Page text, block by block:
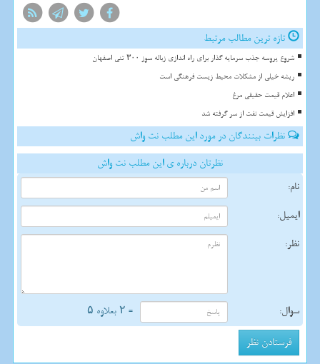
تازه ترین مطالب مرتبط
شروع پروسه جذب سرمایه گذار برای راه اندازی زباله سوز ۳۰۰ تنی اصفهان
ریشه خیلی از مشکلات محیط زیست فرهنگی است
اعلام قیمت حقیقی مرغ
افزایش قیمت نفت از سر گرفته شد
نظرات بینندگان در مورد این مطلب نت واش
نظرتان درباره ی این مطلب نت واش
نام:
ایمیل:
نظر:
سوال: = ۲ بعلاوه ۵